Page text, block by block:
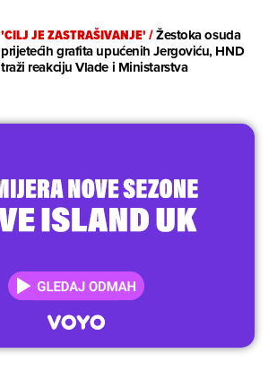
'CILJ JE ZASTRAŠIVANJE'/Žestoka osuda
prijetećih grafita upućenih Jergoviću, HND
traži reakciju Vlade i Ministarstva